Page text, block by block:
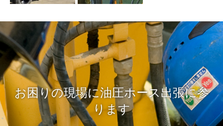
お困りの現場に油圧ホース出張に参
ります